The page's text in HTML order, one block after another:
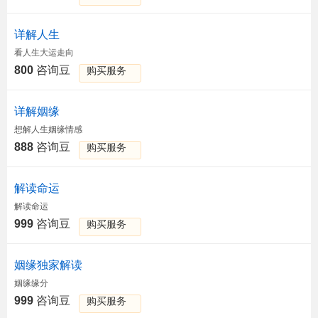
详解人生
看人生大运走向
800 咨询豆 购买服务
详解姻缘
想解人生姻缘情感
888 咨询豆 购买服务
解读命运
解读命运
999 咨询豆 购买服务
姻缘独家解读
姻缘缘分
999 咨询豆 购买服务